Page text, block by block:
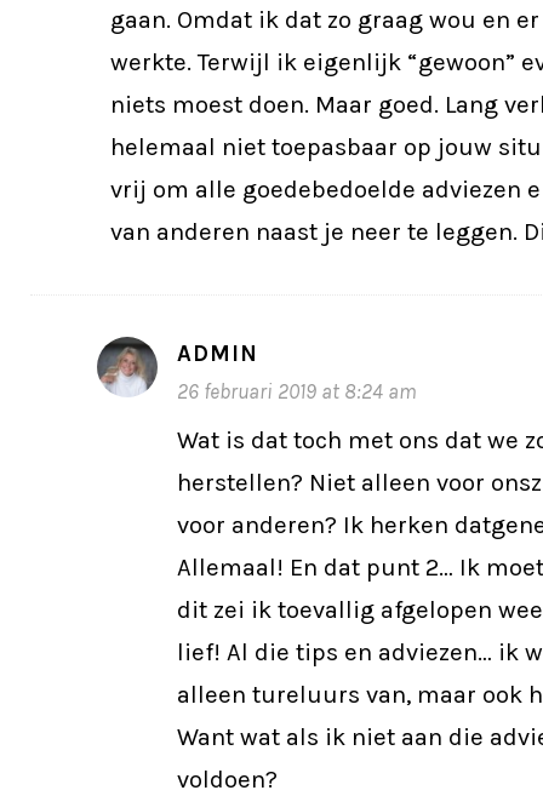
gaan. Omdat ik dat zo graag wou en
werkte. Terwijl ik eigenlijk “gewoon”
niets moest doen. Maar goed. Lang
helemaal niet toepasbaar op jouw
vrij om alle goedebedoelde adviezen
van anderen naast je neer te leggen.
ADMIN
26 februari 2019 at 8:24 am
Wat is dat toch met ons dat we
herstellen? Niet alleen voor
voor anderen? Ik herken
Allemaal! En dat punt 2… Ik
dit zei ik toevallig afgelopen
lief! Al die tips en adviezen… ik
alleen tureluurs van, maar ook
Want wat als ik niet aan die
voldoen?